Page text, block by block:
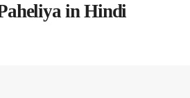
Paheliya in Hindi